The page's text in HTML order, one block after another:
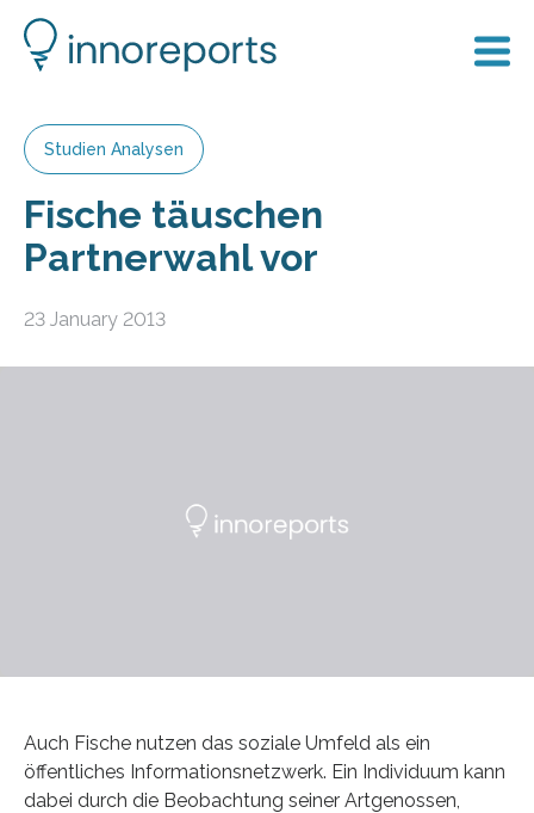
Studien Analysen
Fische täuschen
Partnerwahl vor
23 January 2013
Auch Fische nutzen das soziale Umfeld als ein
öffentliches Informationsnetzwerk. Ein Individuum kann
dabei durch die Beobachtung seiner Artgenossen,